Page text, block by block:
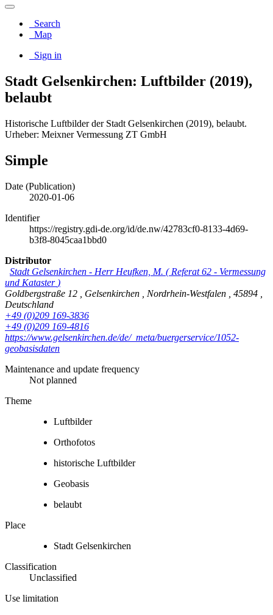
Search
Map
Sign in
Stadt Gelsenkirchen: Luftbilder (2019),
belaubt
Historische Luftbilder der Stadt Gelsenkirchen (2019), belaubt.
Urheber: Meixner Vermessung ZT GmbH
Simple
Date (Publication)
2020-01-06
Identifier
https://registry.gdi-de.org/id/de.nw/42783cf0-8133-4d69-
b3f8-8045caa1bbd0
Distributor
Stadt Gelsenkirchen - Herr Heufken, M. ( Referat 62 - Vermessung
und Kataster )
Goldbergstraße 12
Gelsenkirchen Nordrhein-Westfalen 45894
Deutschland
+49 (0)209 169-3836
+49 (0)209 169-4816
https://www.gelsenkirchen.de/de/_meta/buergerservice/1052-
geobasisdaten
Maintenance and update frequency
Not planned
Theme
Luftbilder
Orthofotos
historische Luftbilder
Geobasis
belaubt
Place
Stadt Gelsenkirchen
Classification
Unclassified
Use limitation